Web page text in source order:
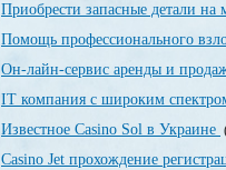
Приобрести запасные детали
Помощь профессионального
Он-лайн-сервис аренды и
IT компания с широким
Известное Casino Sol в Украине
Сasino Jet прохождение